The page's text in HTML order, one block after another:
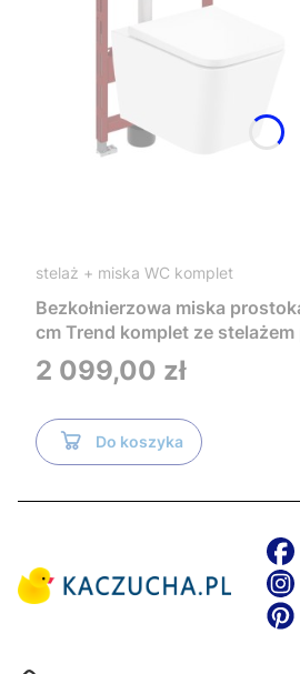
stelaż + miska WC komplet
Bezkołnierzowa miska
cm Trend komplet ze
Tece i czarnym przyciskiem
TR2216+Tece
Cena
2 099,00 zł
Do koszyka